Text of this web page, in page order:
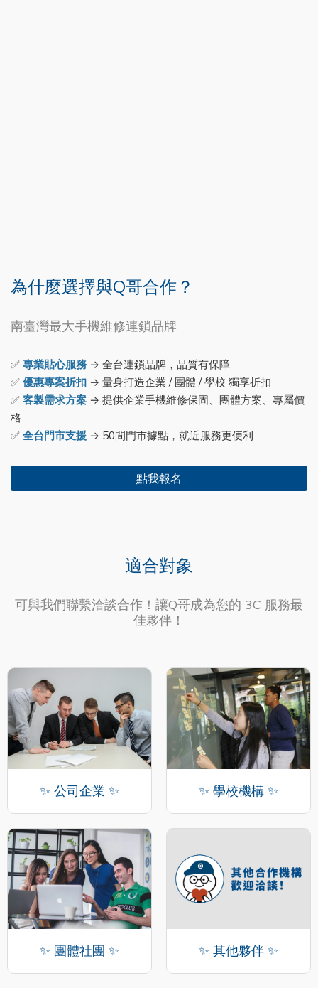
為什麼選擇與Q哥合作？
南臺灣最大手機維修連鎖品牌
✅ 專業貼心服務 → 全台連鎖品牌，品質有保障
✅ 優惠專案折扣 → 量身打造企業 / 團體 / 學校 獨享折扣
✅ 客製需求方案 → 提供企業手機維修保固、團體方案、專屬價
格
✅ 全台門市支援 → 50間門市據點，就近服務更便利
點我報名
適合對象
可與我們聯繫洽談合作！讓Q哥成為您的 3C 服務最
佳夥伴！
✨ 公司企業 ✨ ✨ 學校機構 ✨
✨ 團體社團 ✨ ✨ 其他夥伴 ✨